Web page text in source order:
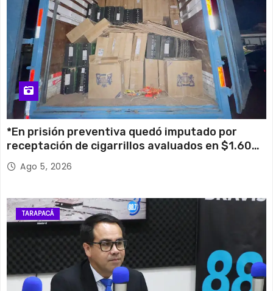
*En prisión preventiva quedó imputado por
receptación de cigarrillos avaluados en $1.600
millones*
Ago 5, 2026
TARAPACÁ